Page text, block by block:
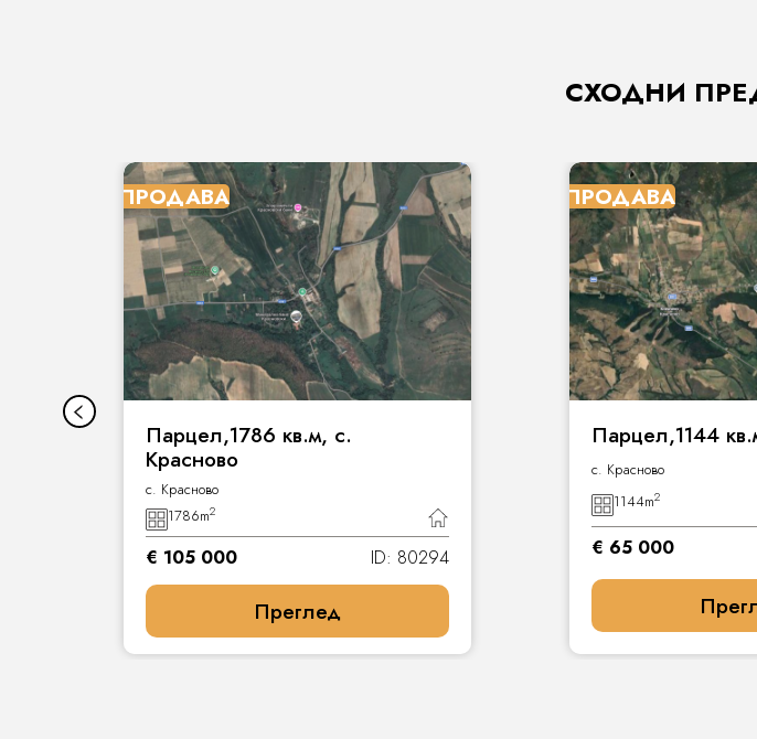
СХОДНИ
ПРОДАВА
Парцел,1786 кв.м, с.
Красново
с. Красново
1786m2
€ 105 000 ID: 80294
Преглед
ПРОДАВА
Парцел,1144
с. Красново
1144m2
€ 65 000